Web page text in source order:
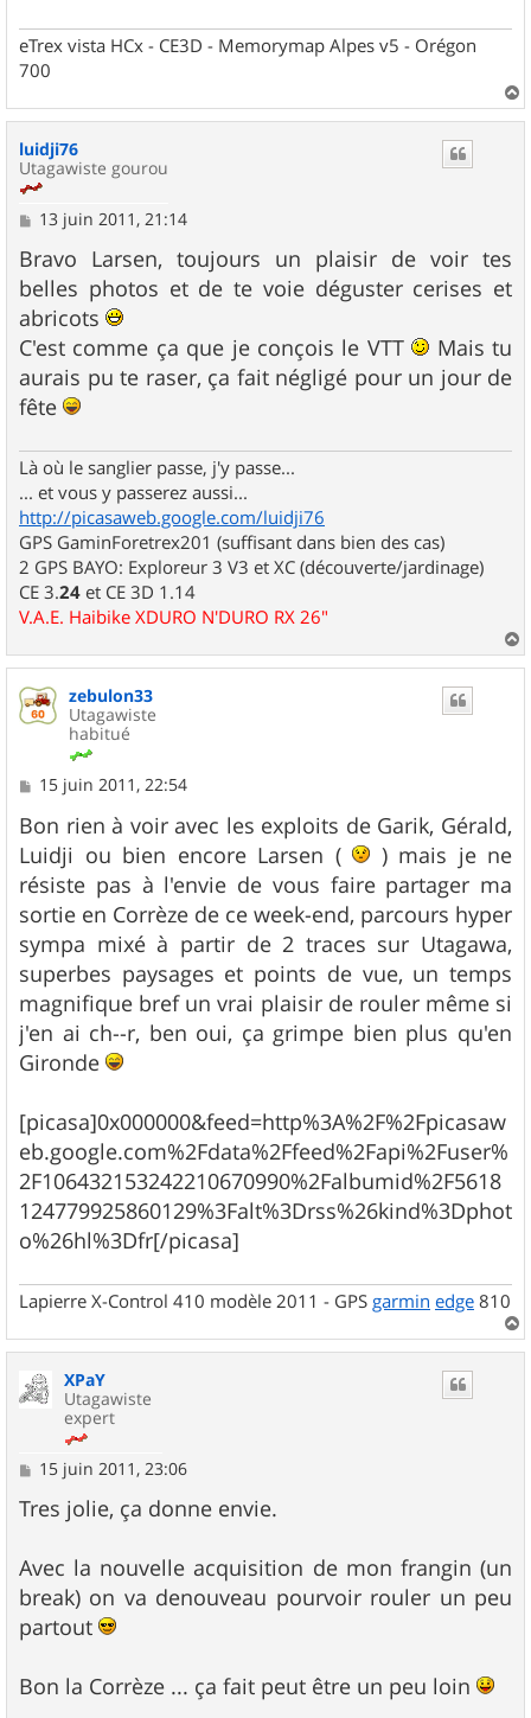
eTrex vista HCx - CE3D - Memorymap Alpes v5 - Orégon
700
a
luidji76
Utagawiste gourou
M
s
s
a
g
e
13 juin 2011, 21:14
Bravo Larsen, toujours un plaisir de voir tes
belles photos et de te voie déguster cerises et
abricots
C'est comme ça que je conçois le VTT
Mais tu
aurais pu te raser, ça fait négligé pour un jour de
fête
Là où le sanglier passe, j'y passe...
... et vous y passerez aussi...
http://picasaweb.google.com/luidji76
GPS GaminForetrex201 (suffisant dans bien des cas)
2 GPS BAYO: Exploreur 3 V3 et XC (découverte/jardinage)
CE 3.24 et CE 3D 1.14
V.A.E. Haibike XDURO N'DURO RX 26"
a
zebulon33
Utagawiste
habitué
M
s
s
a
g
e
15 juin 2011, 22:54
Bon rien à voir avec les exploits de Garik, Gérald,
Luidji ou bien encore Larsen (
) mais je ne
résiste pas à l'envie de vous faire partager ma
sortie en Corrèze de ce week-end, parcours hyper
sympa mixé à partir de 2 traces sur Utagawa,
superbes paysages et points de vue, un temps
magnifique bref un vrai plaisir de rouler même si
j'en ai ch--r, ben oui, ça grimpe bien plus qu'en
Gironde
[picasa]0x000000&feed=http%3A%2F%2Fpicasaw
eb.google.com%2Fdata%2Ffeed%2Fapi%2Fuser%
2F106432153242210670990%2Falbumid%2F5618
124779925860129%3Falt%3Drss%26kind%3Dphot
o%26hl%3Dfr[/picasa]
Lapierre X-Control 410 modèle 2011 - GPS garmin edge 810
a
XPaY
Utagawiste
expert
M
s
s
g
e
15 juin 2011, 23:06
Tres jolie, ça donne envie.
Avec la nouvelle acquisition de mon frangin (un
break) on va denouveau pourvoir rouler un peu
partout
Bon la Corrèze ... ça fait peut être un peu loin